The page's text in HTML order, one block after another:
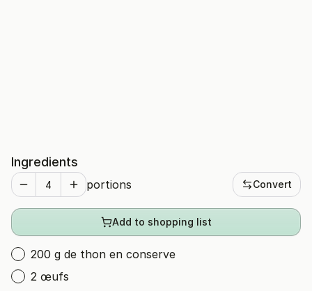
Ingredients
portions Convert
Add to shopping list
200 g de thon en conserve
2 œufs